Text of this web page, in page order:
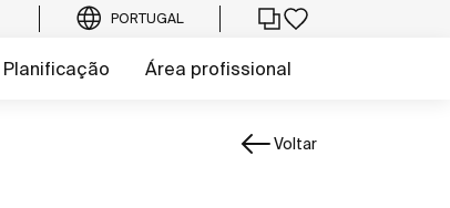
PORTUGAL
Planificação Área profissional
Voltar